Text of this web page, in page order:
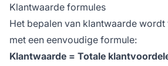
Klantwaarde formules
Het bepalen van klantwaarde
met een eenvoudige formule:
Klantwaarde = Totale